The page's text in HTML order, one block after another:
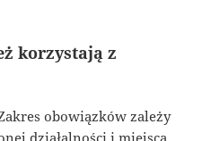
korzystają z
obowiązków zależy